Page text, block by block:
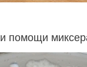
помощи